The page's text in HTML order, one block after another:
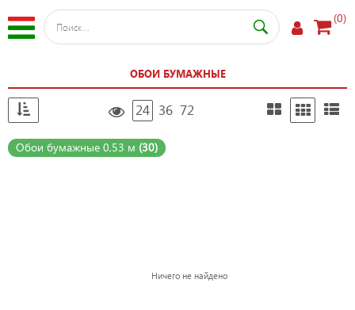
(0)
ОБОИ БУМАЖНЫЕ
24 36 72
Обои бумажные 0,53 м (30)
Ничего не найдено